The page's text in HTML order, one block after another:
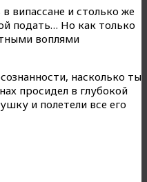
випассане и столько же
подать… Но как только
воплями
насколько ты
просидел в глубокой
и полетели все его